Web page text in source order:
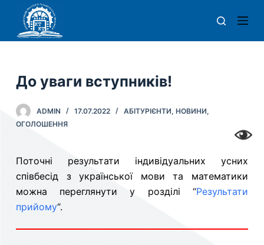
р
т
и
д
м
с
т
у
До уваги вступників!
ADMIN 17.07.2022 АБІТУРІЄНТИ, НОВИНИ,
ОГОЛОШЕННЯ
Поточні результати індивідуальних усних
співбесід з української мови та математики
можна переглянути у розділі “Результати
прийому“.